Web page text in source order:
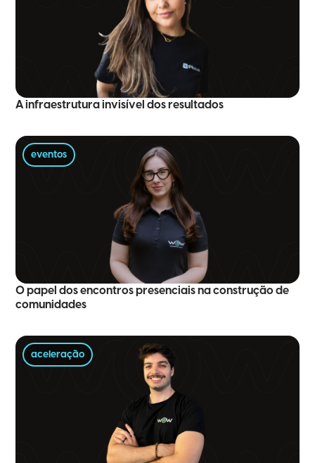
A infraestrutura invisível dos resultados
eventos
O papel dos encontros presenciais na construção de
comunidades
aceleração